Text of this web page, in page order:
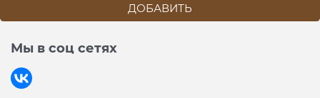
ДОБАВИТЬ
Мы в соц сетях